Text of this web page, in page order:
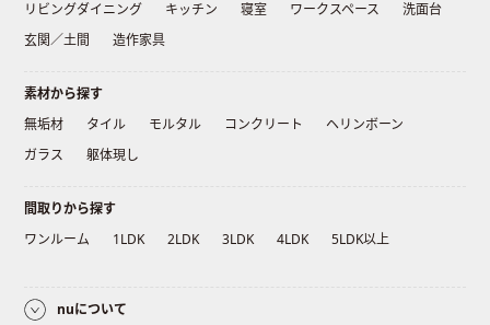
リビングダイニング
キッチン 寝室 ワークスペース
洗面台
玄関／土間
造作家具
素材から探す
無垢材
タイル モルタル コンクリート
ヘリンボーン
ガラス
躯体現し
間取りから探す
ワンルーム
1LDK 2LDK 3LDK 4LDK 5LDK以上
nuについて